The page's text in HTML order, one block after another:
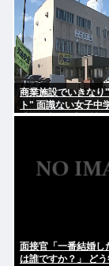
商業施設でいきなり
ト" 面識ない女子中
腕で殴打 22歳女性
面接官「一番結婚し
は誰ですか？」 どう